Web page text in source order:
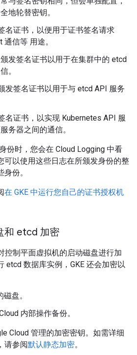
地轮替密钥。
名证书，以便用于证书签名请求
通信等 用途。
颁发签名证书以用于在集群中的 etcd
。
发签名证书以用于与 etcd API 服务
名证书，以实现 Kubernetes API 服
务器之间的通信。
份时，您会在 Cloud Logging 中看
可以使用这些日志在所颁发身份的整
份。
在 GKE 中运行您自己的证书授权机
和 etcd 加密
控制平面虚拟机的启动磁盘进行加
etcd 数据库实例，GKE 还会加密以
盘。
内部操作备份。
Cloud 管理的加密密钥。如需详细
请参阅默认静态加密。